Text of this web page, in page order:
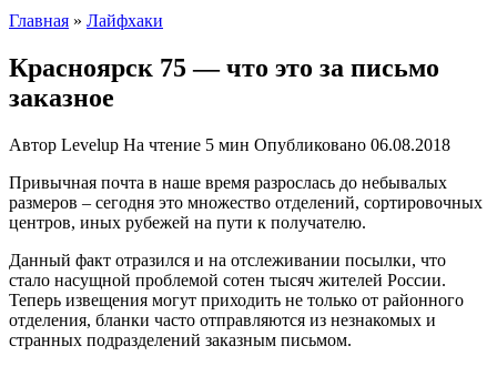
Главная » Лайфхаки
Красноярск 75 — что это за письмо
заказное
Автор Levelup На чтение 5 мин Опубликовано 06.08.2018
Привычная почта в наше время разрослась до небывалых
размеров – сегодня это множество отделений, сортировочных
центров, иных рубежей на пути к получателю.
Данный факт отразился и на отслеживании посылки, что
стало насущной проблемой сотен тысяч жителей России.
Теперь извещения могут приходить не только от районного
отделения, бланки часто отправляются из незнакомых и
странных подразделений заказным письмом.